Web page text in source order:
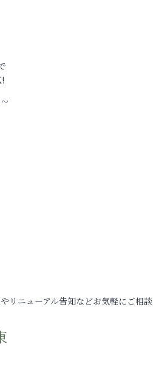
リニューアル告知などお気軽にご相